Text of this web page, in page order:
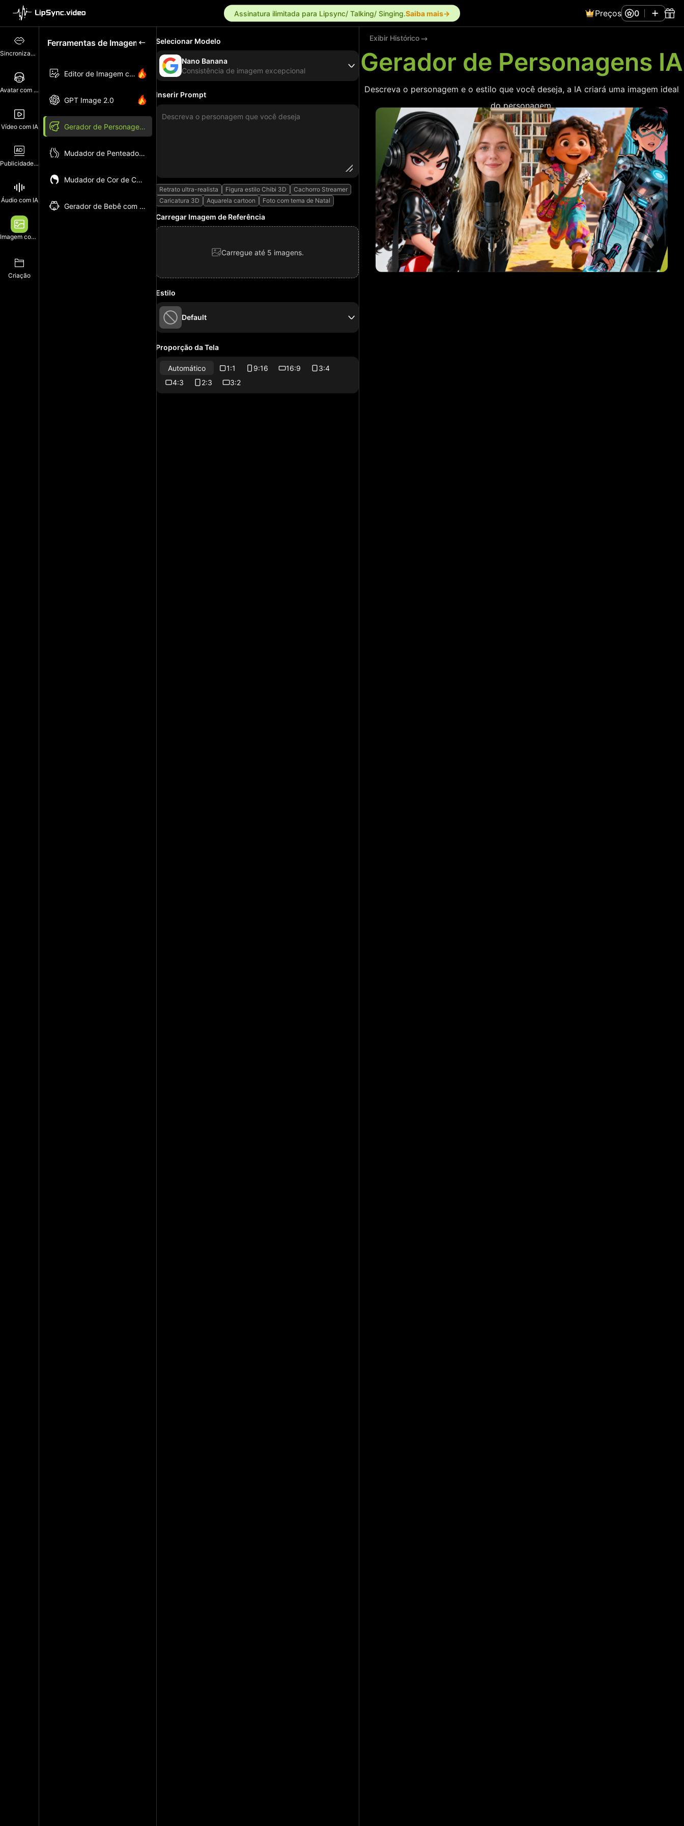
Assinatura ilimitada para Lipsync/ Talking/ Singing.Saiba mais→ Preços 0
Sincronização Labial
Avatar com IA
Vídeo com IA
Publicidade com IA
Áudio com IA
Imagem com IA
Criação
Ferramentas de Imagem com IA
Editor de Imagem com IA
GPT Image 2.0
Gerador de Personagem com IA
Mudador de Penteado com IA
Mudador de Cor de Cabelo com IA
Gerador de Bebê com IA
Selecionar Modelo
Nano Banana
Consistência de imagem excepcional
Inserir Prompt
Retrato ultra-realista Figura estilo Chibi 3D
Cachorro Streamer
Caricatura 3D
Aquarela cartoon Foto com tema de Natal
Carregar Imagem de Referência
Carregue até 5 imagens.
Estilo
Default
Proporção da Tela
Automático 1:1 9:16 16:9
3:4
4:3
2:3 3:2
Exibir Histórico
Gerador de Personagens IA
Descreva o personagem e o estilo que você deseja, a IA criará uma imagem ideal
do personagem.